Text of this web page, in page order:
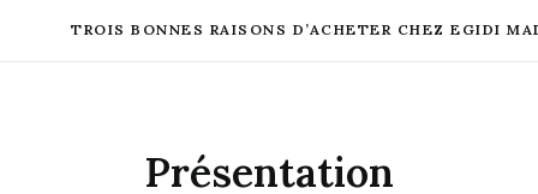
TROIS BONNES RAISONS D’ACHETER CHEZ EGIDI
Présentation